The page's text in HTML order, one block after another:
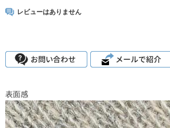
レビューはありません
表面感